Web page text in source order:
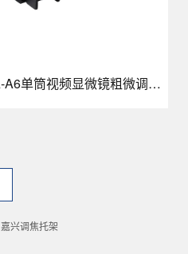
嘉兴OMT-10A-A6单筒视频显微镜粗微调托架
嘉兴调焦托架